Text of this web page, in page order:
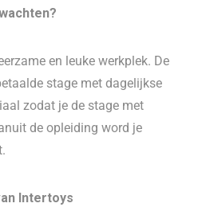
en leuke werkplek. De
stage met dagelijkse
zodat je de stage met
de opleiding word je
Intertoys